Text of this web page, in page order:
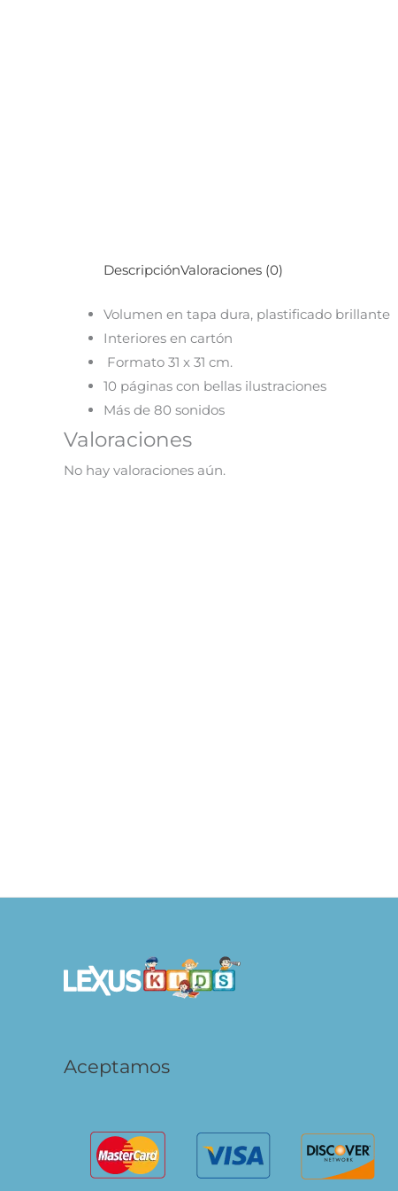
DescripciónValoraciones (0)
Volumen en tapa dura, plastificado brillante
Interiores en cartón
Formato 31 x 31 cm.
10 páginas con bellas ilustraciones
Más de 80 sonidos
Valoraciones
No hay valoraciones aún.
Aceptamos